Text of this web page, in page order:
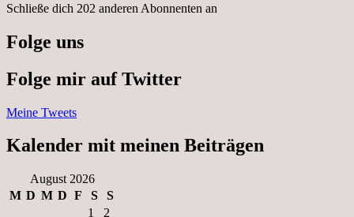
Schließe dich 202 anderen Abonnenten an
Folge uns
Folge mir auf Twitter
Meine Tweets
Kalender mit meinen Beiträgen
August 2026
M D M D F S
S
1
2